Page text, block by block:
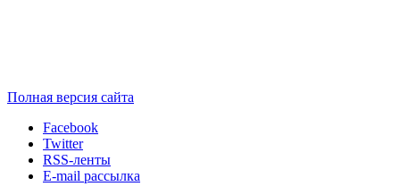
Полная версия сайта
Facebook
Twitter
RSS-ленты
E-mail рассылка